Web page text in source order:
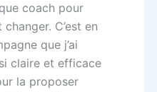
coach pour
C’est en
que j’ai
claire et efficace
la proposer